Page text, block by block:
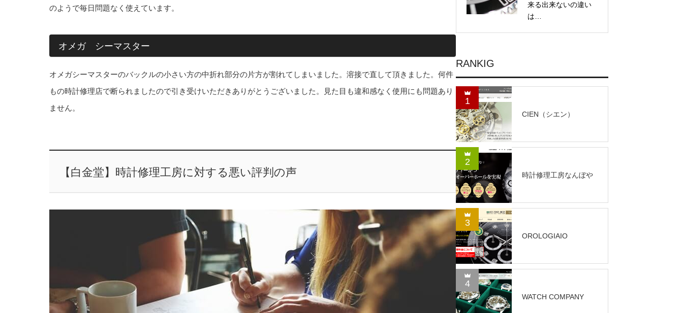
のようで毎日問題なく使えています。
オメガ シーマスター
オメガシーマスターのバックルの小さい方の中折れ部分の片方が割れてしまいました。溶接で直して頂きました。何件
もの時計修理店で断られましたので引き受けいただきありがとうございました。見た目も違和感なく使用にも問題あり
ません。
【白金堂】時計修理工房に対する悪い評判の声
来る出来ないの違い
は…
RANKIG
1
CIEN（シエン）
2
時計修理工房なんぼや
3
OROLOGIAIO
4
WATCH COMPANY